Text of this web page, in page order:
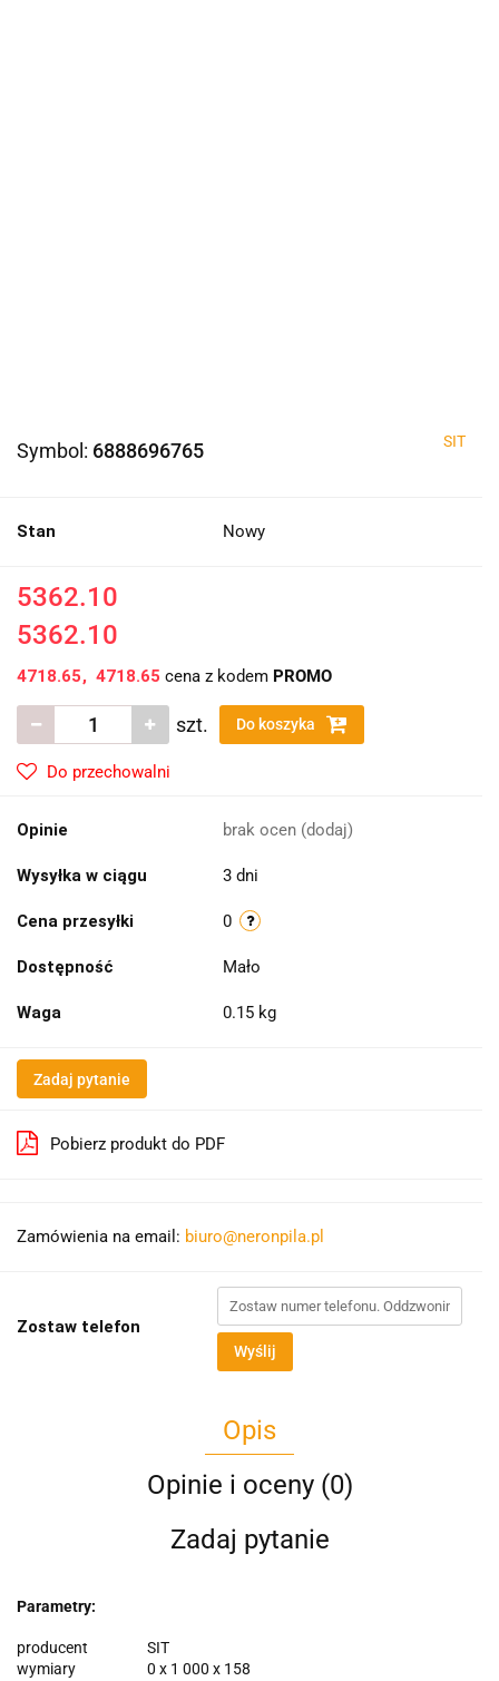
Symbol: 6888696765 SIT
Stan Nowy
5362.10
5362.10
4718.65 4718.65 cena z kodem PROMO
szt. Do koszyka
Do przechowalni
Opinie brak ocen (dodaj)
Wysyłka w ciągu 3 dni
Cena przesyłki 0
Dostępność Mało
Waga 0.15 kg
Zadaj pytanie
Pobierz produkt do PDF
Zamówienia na email: biuro@neronpila.pl
Zostaw telefon
Wyślij
Opis
Opinie i oceny (0)
Zadaj pytanie
Parametry:
producent
SIT
wymiary
0 x 1 000 x 158